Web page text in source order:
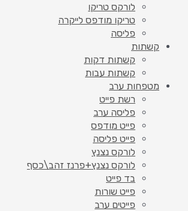
לורקס טריקו
טריקו מודפס לייקרה
פליסה
קשתות
קשתות דקות
קשתות עבות
מטפחות ערב
רשת פייט
פליסה ערב
פייט מודפס
פייט פליסה
לורקס נצנץ
לורקס נצנץ+פרנז זהב\כסף
בד פייט
פייט שורות
פייטים ערב